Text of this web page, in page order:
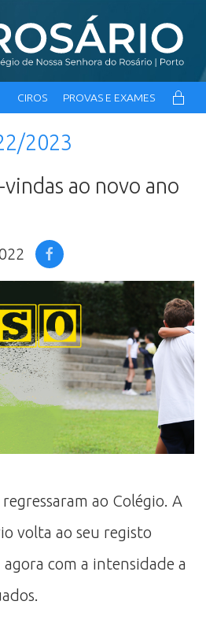
CIROS PROVAS E EXAMES
2023
vindas ao novo ano
ao Colégio. A
volta ao seu registo
com a intensidade a